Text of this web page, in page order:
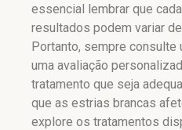
essencial lembrar que
resultados podem variar
Portanto, sempre consulte
uma avaliação
tratamento que seja
que as estrias brancas
explore os tratamentos